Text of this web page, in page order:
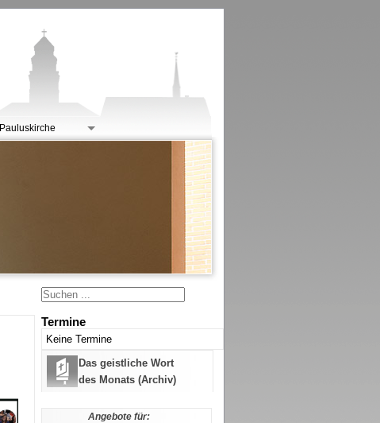
Pauluskirche
Termine
Keine Termine
Das geistliche Wort
des Monats (Archiv)
Angebote für: